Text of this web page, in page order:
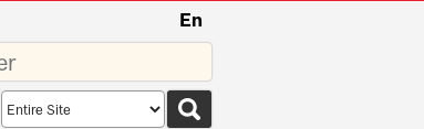
En
Search
scope